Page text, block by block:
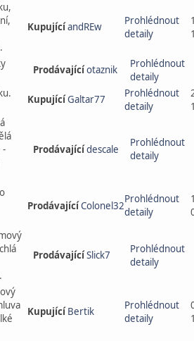
KupujícíandREw
Prohlédnout
detaily
Prodávajícíotaznik
Prohlédnout
detaily
KupujícíGaltar77
Prohlédnout
detaily
-
Prodávajícídescale
Prohlédnout
detaily
ProdávajícíColonel32
Prohlédnout
detaily
ProdávajícíSlick7
Prohlédnout
detaily
Kupující Bertik
Prohlédnout
detaily